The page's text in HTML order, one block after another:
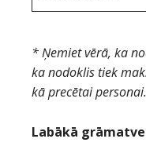
* Ņemiet vērā, ka
ka nodoklis tiek
kā precētai personai.
Labākā